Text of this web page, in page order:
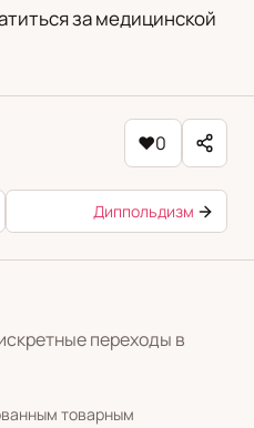
за медицинской
♥0
Диппольдизм
переходы в
товарным